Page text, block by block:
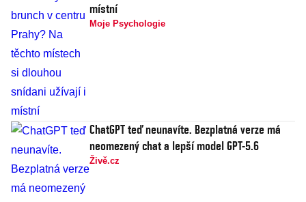
místní
Moje Psychologie
ChatGPT teď neunavíte. Bezplatná verze má
neomezený chat a lepší model GPT-5.6
Živě.cz